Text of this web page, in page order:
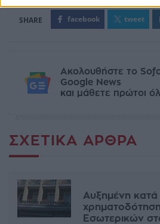
facebook tweet
Ακολουθήστε το
Google News
και μάθετε πρώτοι
ΣΧΕΤΙΚΆ ΆΡΘΡΑ
Αυξημένη κατά
Εσωτερικών